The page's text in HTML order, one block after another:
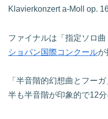
Klavierkonzert a-Moll op.
ファイナルは「指定ソロ
ショパン国際コンクールが
「半音階的幻想曲とフー
半も半音階が印象的で12分